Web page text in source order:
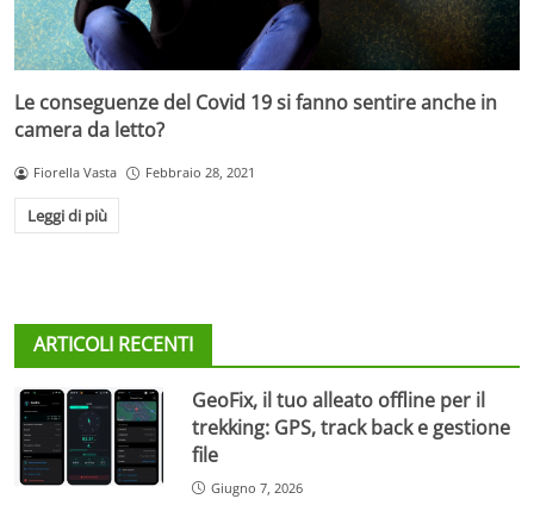
Le conseguenze del Covid 19 si fanno sentire anche in
camera da letto?
Fiorella Vasta Febbraio 28, 2021
Leggi di più
ARTICOLI RECENTI
GeoFix, il tuo alleato offline per il
trekking: GPS, track back e gestione
file
Giugno 7, 2026